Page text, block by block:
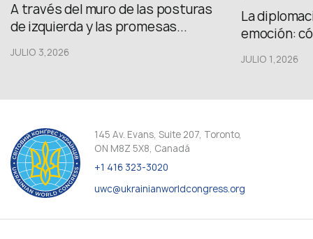
A través del muro de las posturas
de izquierda y las promesas...
JULIO 3,2026
La
emoción:
JULIO 1,2026
145 Av. Evans, Suite 207, Toronto,
ON M8Z 5X8, Canadá
+1 416 323-3020
uwc@ukrainianworldcongress.org